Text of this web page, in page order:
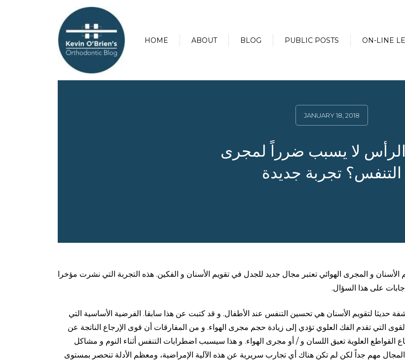
HOME ABOUT BLOG PUBLIC POSTS ON-LINE
JANUARY 18, 2018
لا يسبب ضرراً لمجرى
التنفس؟ تجربة جديدة
الأسنان و المجرى الهوائي تعتبر مجال جديد للجدل في تقويم الأسنان و الفكين. هذه التجربة التي نشرت مؤخرا
على هذا السؤال.
حديثا لتقويم الأسنان هي تحسين التنفس عند الأطفال. و قد كتبت عن هذا سابقا. الفرضية الأساسية التي
التي تقدم الفك العلوي تؤدي إلى زيادة حجم مجرى الهواء. و من المفارقات أن قوى الإرجاع الناتجة عن
القواطع العلوية تعيق اللسان و / أو مجرى الهواء. و هذا سيسبب اضطرابات التنفس أثناء النوم و مشاكل
مهم جداً لكن لم تكن هناك أي تجارب سريرية عن هذه الآلية الإمراضية، ومعظم الأدلة تنحصر بمستوى